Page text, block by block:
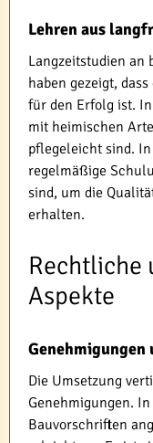
Lehren aus
Langzeitstudien an
haben gezeigt,
für den Erfolg ist.
mit heimischen
pflegeleicht sind.
regelmäßige
sind, um die
erhalten.
Rechtliche
Aspekte
Genehmigungen
Die Umsetzung
Genehmigungen.
Bauvorschriften